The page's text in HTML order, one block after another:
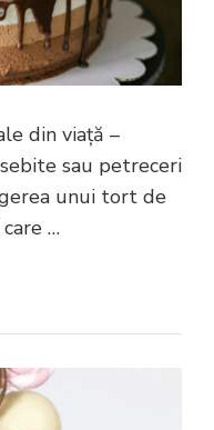
din viață –
sau petreceri
unui tort de
…